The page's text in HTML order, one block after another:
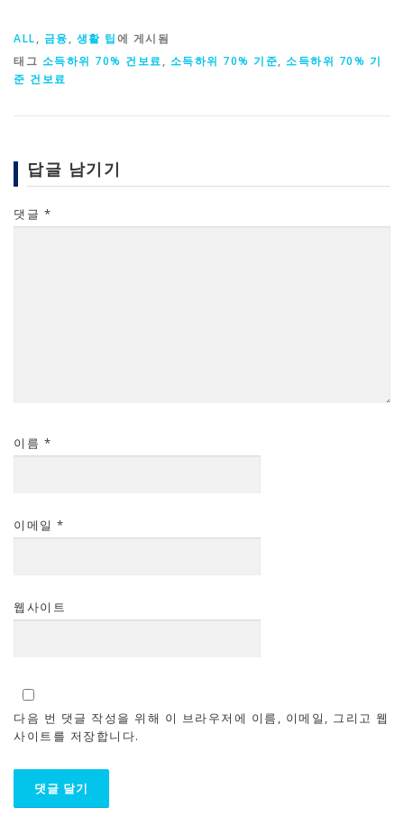
ALL, 금융, 생활 팁에 게시됨
태그 소득하위 70% 건보료, 소득하위 70% 기준, 소득하위 70% 기
준 건보료
답글 남기기
댓글 *
이름 *
이메일 *
웹사이트
다음 번 댓글 작성을 위해 이 브라우저에 이름, 이메일, 그리고 웹
사이트를 저장합니다.